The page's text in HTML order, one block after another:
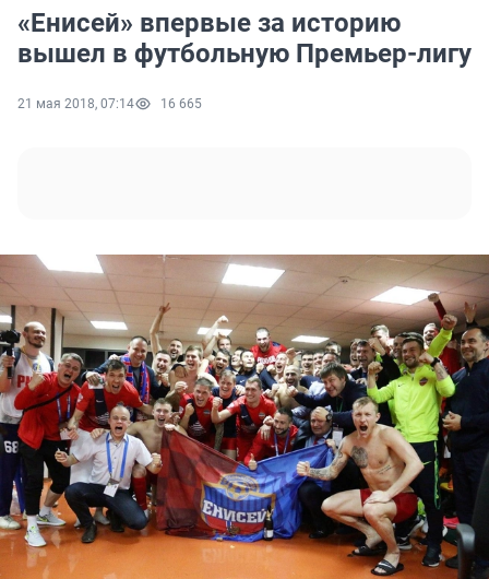
«Енисей» впервые за историю
вышел в футбольную Премьер-лигу
21 мая 2018, 07:14 16 665